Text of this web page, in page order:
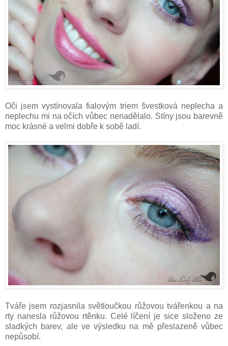
Oči jsem vystínovala fialovým triem švestková neplecha a
neplechu mi na očích vůbec nenadělalo. Stíny jsou barevně
moc krásné a velmi dobře k sobě ladí.
Tváře jsem rozjasnila světloučkou růžovou tvářenkou a na
rty nanesla růžovou rtěnku. Celé líčení je sice složeno ze
sladkých barev, ale ve výsledku na mě přeslazeně vůbec
nepůsobí.